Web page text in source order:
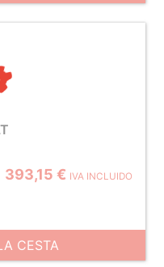
393,15 € IVA INCLUIDO
CESTA